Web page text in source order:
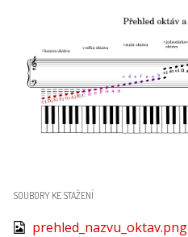
SOUBORY KE STAŽENÍ
prehled_nazvu_oktav.png